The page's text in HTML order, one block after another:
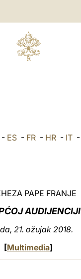
- ES- FR- HR- IT-
PAPE FRANJE
AUDIJENCIJI
21. ožujak 2018.
[Multimedia]